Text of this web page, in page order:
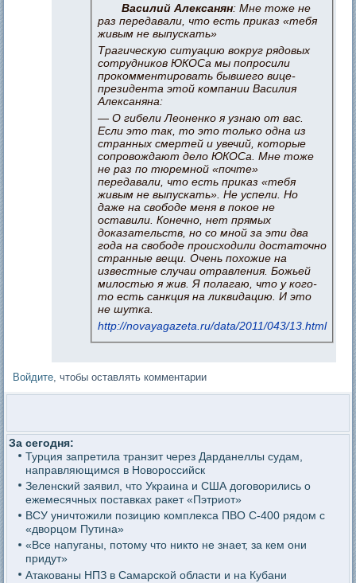
Василий Алексанян: Мне тоже не
раз передавали, что есть приказ «тебя
живым не выпускать»
Трагическую ситуацию вокруг рядовых
сотрудников ЮКОСа мы попросили
прокомментировать бывшего вице-
президента этой компании Василия
Алексаняна:
— О гибели Леоненко я узнаю от вас.
Если это так, то это только одна из
странных смертей и увечий, которые
сопровождают дело ЮКОСа. Мне тоже
не раз по тюремной «почте»
передавали, что есть приказ «тебя
живым не выпускать». Не успели. Но
даже на свободе меня в покое не
оставили. Конечно, нет прямых
доказательств, но со мной за эти два
года на свободе происходили достаточно
странные вещи. Очень похожие на
известные случаи отравления. Божьей
милостью я жив. Я полагаю, что у кого-
то есть санкция на ликвидацию. И это
не шутка.
http://novayagazeta.ru/data/2011/043/13.html
Войдите , чтобы оставлять комментарии
За сегодня:
Турция запретила транзит через Дарданеллы судам,
направляющимся в Новороссийск
Зеленский заявил, что Украина и США договорились о
ежемесячных поставках ракет «Пэтриот»
ВСУ уничтожили позицию комплекса ПВО С-400 рядом с
«дворцом Путина»
«Все напуганы, потому что никто не знает, за кем они
придут»
Атакованы НПЗ в Самарской области и на Кубани